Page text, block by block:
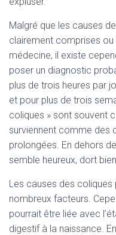
Malgré que les causes
clairement comprises
médecine, il existe
poser un diagnostic
plus de trois heures par
et pour plus de trois
coliques » sont souvent
surviennent comme des
prolongées. En dehors
semble heureux, dort
Les causes des coliques
nombreux facteurs.
pourrait être liée avec
digestif à la naissance.